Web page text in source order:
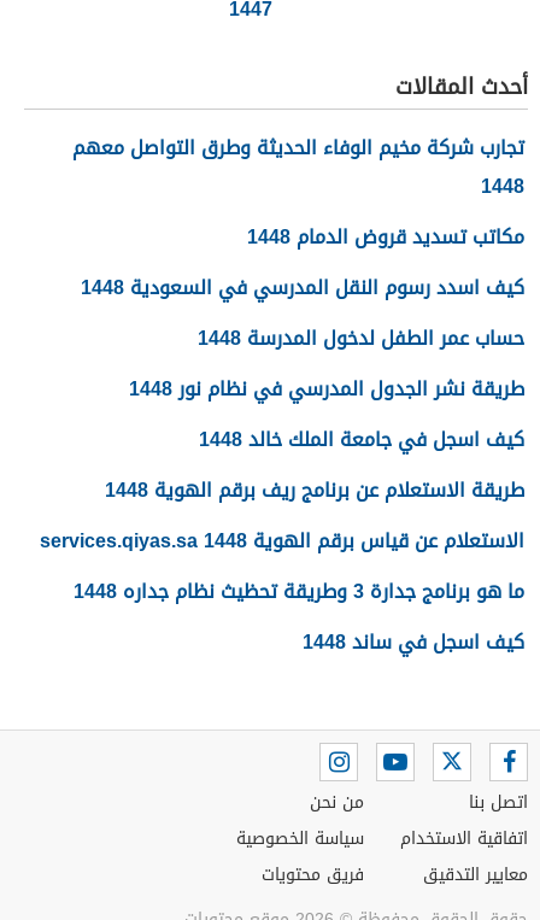
1447
أحدث المقالات
تجارب شركة مخيم الوفاء الحديثة وطرق التواصل معهم
1448
مكاتب تسديد قروض الدمام 1448
كيف اسدد رسوم النقل المدرسي في السعودية 1448
حساب عمر الطفل لدخول المدرسة 1448
طريقة نشر الجدول المدرسي في نظام نور 1448
كيف اسجل في جامعة الملك خالد 1448
طريقة الاستعلام عن برنامج ريف برقم الهوية 1448
الاستعلام عن قياس برقم الهوية 1448 services.qiyas.sa
ما هو برنامج جدارة 3 وطريقة تحظيث نظام جداره 1448
كيف اسجل في ساند 1448
اتصل بنا
اتفاقية الاستخدام
معايير التدقيق
من نحن
سياسة الخصوصية
فريق محتويات